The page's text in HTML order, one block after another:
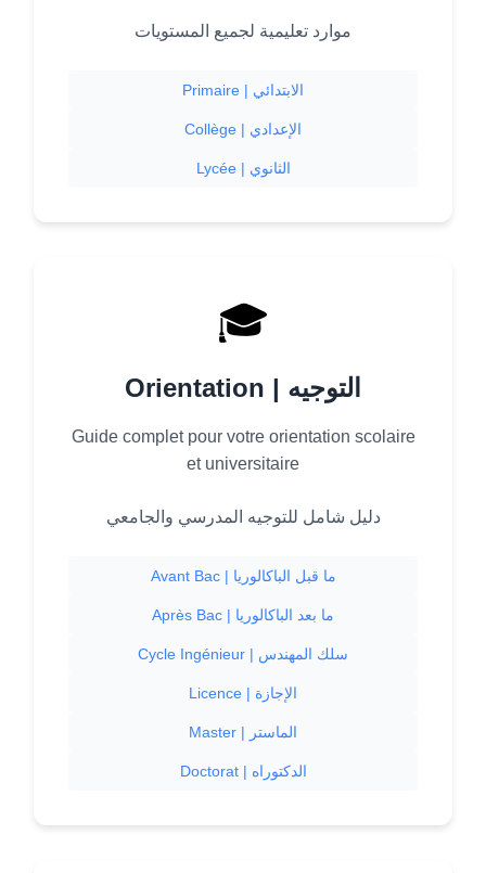
موارد تعليمية لجميع المستويات
Primaire | الابتدائي
Collège | الإعدادي
Lycée | الثانوي
🎓
Orientation | التوجيه
Guide complet pour votre orientation scolaire
et universitaire
دليل شامل للتوجيه المدرسي والجامعي
Avant Bac | ما قبل الباكالوريا
Après Bac | ما بعد الباكالوريا
Cycle Ingénieur | سلك المهندس
Licence | الإجازة
Master | الماستر
Doctorat | الدكتوراه